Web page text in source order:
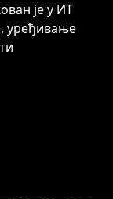
је у ИТ
уређивање